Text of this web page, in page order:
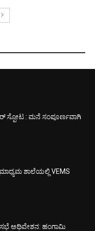
ಸ್ಪೋಟ : ಮನೆ ಸಂಪೂರ್ಣವಾಗಿ
ಶಾಲೆಯಲ್ಲಿ VEMS
ಅಧಿವೇಶನ: ಹಂಗಾಮಿ